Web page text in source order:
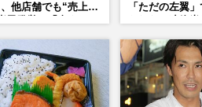
他店舗でも“売上回
「ただの左翼
内ゲバ事件》